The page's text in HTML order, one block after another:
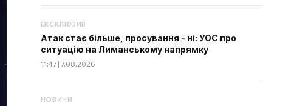
ЕКСКЛЮЗИВ
Атак стає більше, просування - ні: УОС про
ситуацію на Лиманському напрямку
11:47 | 7.08.2026
НОВИНИ